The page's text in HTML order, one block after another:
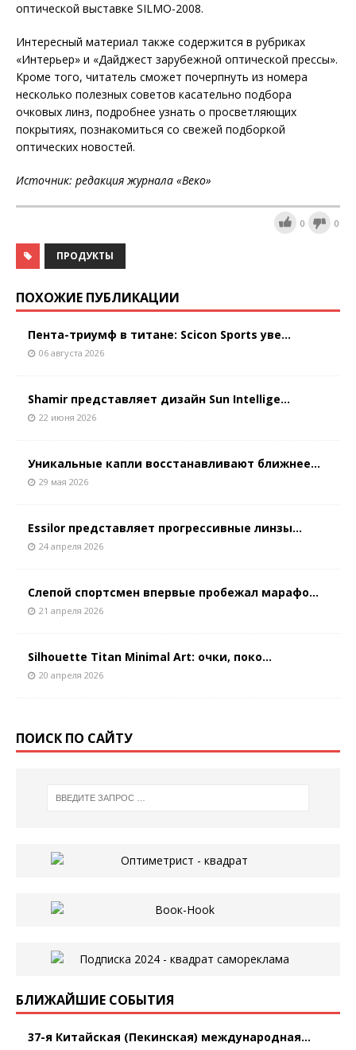
оптической выставке SILMO-2008.
Интересный материал также содержится в рубриках
«Интерьер» и «Дайджест зарубежной оптической прессы».
Кроме того, читатель сможет почерпнуть из номера
несколько полезных советов касательно подбора
очковых линз, подробнее узнать о просветляющих
покрытиях, познакомиться со свежей подборкой
оптических новостей.
Источник: редакция журнала «Веко»
0 0
ПРОДУКТЫ
ПОХОЖИЕ ПУБЛИКАЦИИ
Пента-триумф в титане: Scicon Sports уве...
06 августа 2026
Shamir представляет дизайн Sun Intellige...
22 июня 2026
Уникальные капли восстанавливают ближнее...
29 мая 2026
Essilor представляет прогрессивные линзы...
24 апреля 2026
Слепой спортсмен впервые пробежал марафо...
21 апреля 2026
Silhouette Titan Minimal Art: очки, поко...
20 апреля 2026
ПОИСК ПО САЙТУ
БЛИЖАЙШИЕ СОБЫТИЯ
37-я Китайская (Пекинская) международная...